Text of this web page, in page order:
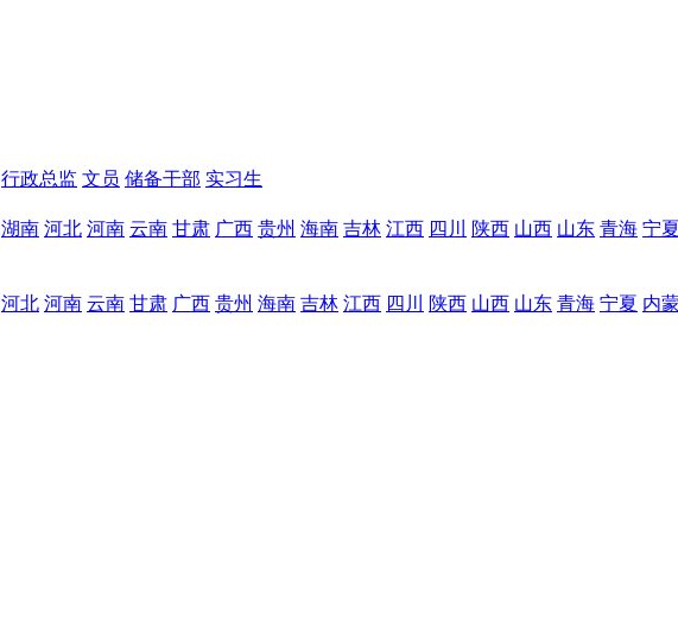
行政总监 文员 储备干部 实习生
湖南 河北 河南 云南 甘肃 广西 贵州 海南 吉林 江西 四川 陕西 山西 山东 青海 宁夏
河北 河南 云南 甘肃 广西 贵州 海南 吉林 江西 四川 陕西 山西 山东 青海 宁夏 内